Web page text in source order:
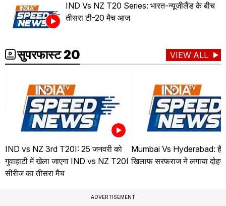
IND Vs NZ T20 Series: भारत-न्यूजीलैंड के बीच
तीसरा टी-20 मैच आज
सुपरफास्ट 20 VIEW ALL
IND vs NZ 3rd T20I: 25 जनवरी को
गुवाहाटी में खेला जाएगा IND vs NZ T20I
सीरीज का तीसरा मैच
Mumbai Vs Hyderabad:
खिलाफ सरफराज ने लगाया
ADVERTISEMENT